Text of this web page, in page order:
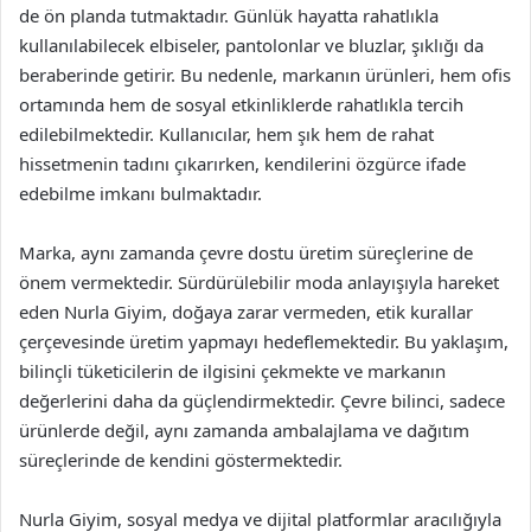
de ön planda tutmaktadır. Günlük hayatta rahatlıkla
kullanılabilecek elbiseler, pantolonlar ve bluzlar, şıklığı da
beraberinde getirir. Bu nedenle, markanın ürünleri, hem ofis
ortamında hem de sosyal etkinliklerde rahatlıkla tercih
edilebilmektedir. Kullanıcılar, hem şık hem de rahat
hissetmenin tadını çıkarırken, kendilerini özgürce ifade
edebilme imkanı bulmaktadır.
Marka, aynı zamanda çevre dostu üretim süreçlerine de
önem vermektedir. Sürdürülebilir moda anlayışıyla hareket
eden Nurla Giyim, doğaya zarar vermeden, etik kurallar
çerçevesinde üretim yapmayı hedeflemektedir. Bu yaklaşım,
bilinçli tüketicilerin de ilgisini çekmekte ve markanın
değerlerini daha da güçlendirmektedir. Çevre bilinci, sadece
ürünlerde değil, aynı zamanda ambalajlama ve dağıtım
süreçlerinde de kendini göstermektedir.
Nurla Giyim, sosyal medya ve dijital platformlar aracılığıyla